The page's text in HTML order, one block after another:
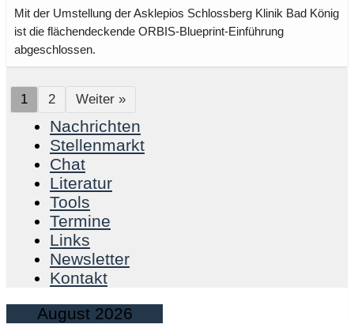
Mit der Umstellung der Asklepios Schlossberg Klinik Bad König
ist die flächendeckende ORBIS-Blueprint-Einführung
abgeschlossen.
1 2 Weiter »
Nachrichten
Stellenmarkt
Chat
Literatur
Tools
Termine
Links
Newsletter
Kontakt
August 2026